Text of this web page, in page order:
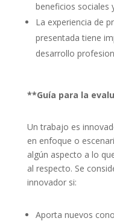
beneficios sociales
La experiencia de
presentada tiene
desarrollo
**Guía para la
Un trabajo es
en enfoque o
algún aspecto a lo
al respecto. Se
innovador si:
Aporta nuevos